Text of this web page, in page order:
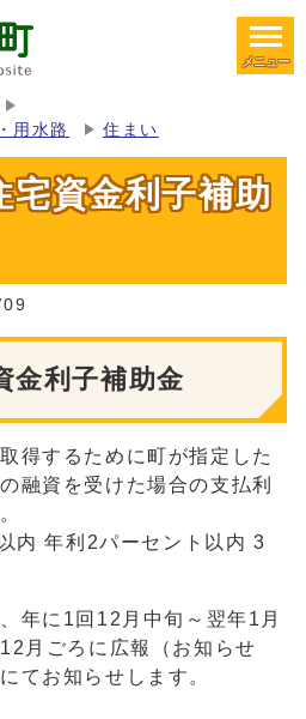
メニュー
用水路
住まい
宅資金利子補助
金利子補助金
得するために町が指定した
融資を受けた場合の支払利
内 年利2パーセント以内 3
年に1回12月中旬～翌年1月
月ごろに広報（お知らせ
てお知らせします。